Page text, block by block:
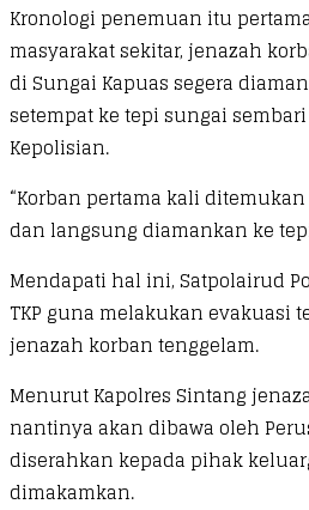
Kronologi penemuan itu
masyarakat sekitar, jenazah
di Sungai Kapuas segera
setempat ke tepi sungai
Kepolisian.
“Korban pertama kali
dan langsung diamankan ke
Mendapati hal ini, Satpolairud
TKP guna melakukan evakuasi
jenazah korban tenggelam.
Menurut Kapolres Sintang
nantinya akan dibawa oleh
diserahkan kepada pihak
dimakamkan.